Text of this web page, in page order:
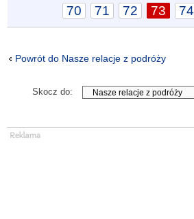
70 71 72 73 74
Powrót do Nasze relacje z podróży
Skocz do: